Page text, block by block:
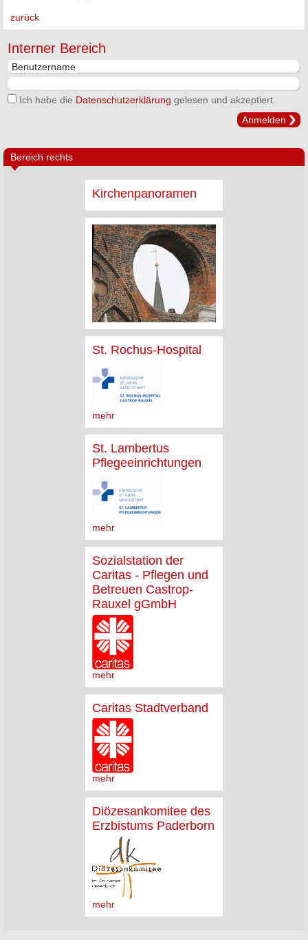
zurück
Interner Bereich
Ich habe die Datenschutzerklärung gelesen und akzeptiert.
Anmelden
Bereich rechts
Kirchenpanoramen
St. Rochus-Hospital
mehr
St. Lambertus
Pflegeeinrichtungen
mehr
Sozialstation der
Caritas - Pflegen und
Betreuen Castrop-
Rauxel gGmbH
mehr
Caritas Stadtverband
mehr
Diözesankomitee des
Erzbistums Paderborn
mehr